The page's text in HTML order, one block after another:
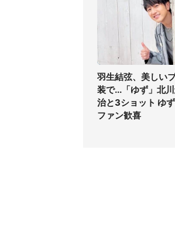
羽生結弦、美しい
装で...「ゆず」北
治と3ショット ゆ
ファン歓喜